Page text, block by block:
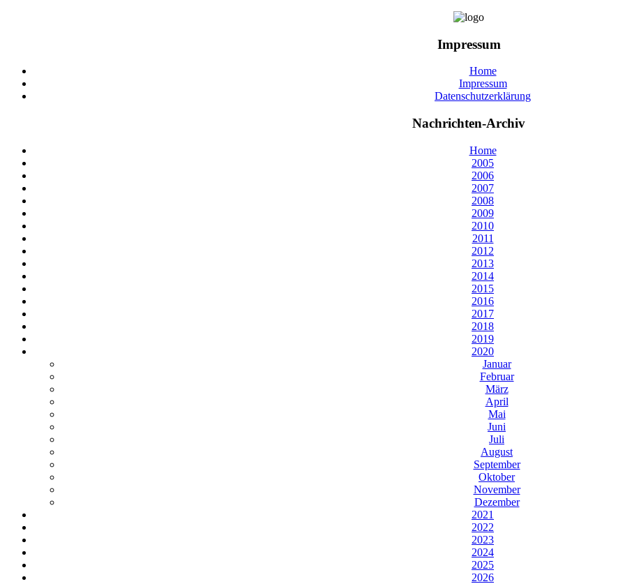
Impressum
Home
Impressum
Datenschutzerklärung
Nachrichten-Archiv
Home
2005
2006
2007
2008
2009
2010
2011
2012
2013
2014
2015
2016
2017
2018
2019
2020
Januar
Februar
März
April
Mai
Juni
Juli
August
September
Oktober
November
Dezember
2021
2022
2023
2024
2025
2026